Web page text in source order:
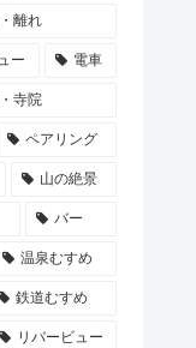
離れ
ー 電車
寺院
ペアリング
山の絶景
バー
温泉むすめ
鉄道むすめ
リバービュー